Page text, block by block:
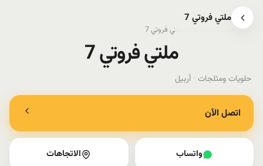
ملتي فروتي 7
أربيل› ملتي فروتي 7
ملتي فروتي 7
حلويات ومثلجات · أربيل
اتصل الآن
واتساب الاتجاهات